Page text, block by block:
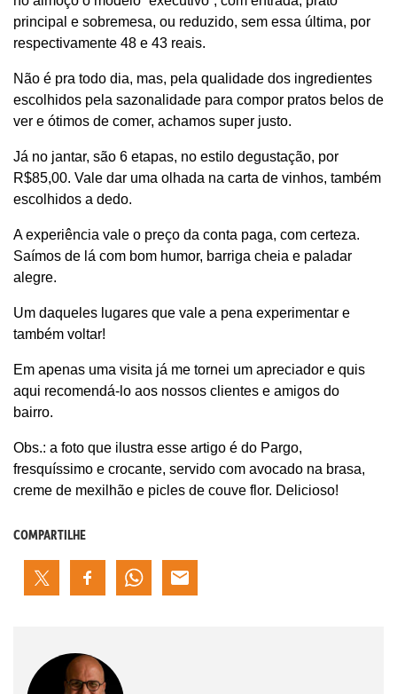
principal e sobremesa, ou reduzido, sem essa última, por
respectivamente 48 e 43 reais.
Não é pra todo dia, mas, pela qualidade dos ingredientes
escolhidos pela sazonalidade para compor pratos belos de
ver e ótimos de comer, achamos super justo.
Já no jantar, são 6 etapas, no estilo degustação, por
R$85,00. Vale dar uma olhada na carta de vinhos, também
escolhidos a dedo.
A experiência vale o preço da conta paga, com certeza.
Saímos de lá com bom humor, barriga cheia e paladar
alegre.
Um daqueles lugares que vale a pena experimentar e
também voltar!
Em apenas uma visita já me tornei um apreciador e quis
aqui recomendá-lo aos nossos clientes e amigos do
bairro.
Obs.: a foto que ilustra esse artigo é do Pargo,
fresquíssimo e crocante, servido com avocado na brasa,
creme de mexilhão e picles de couve flor. Delicioso!
COMPARTILHE